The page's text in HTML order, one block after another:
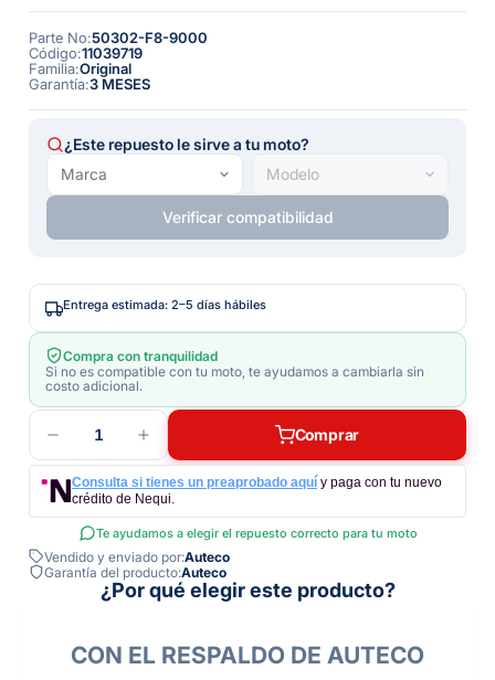
Parte No:50302-F8-9000
Código:11039719
Familia:Original
Garantía:3 MESES
¿Este repuesto le sirve a tu moto?
Verificar compatibilidad
Entrega estimada: 2–5 días hábiles
Compra con tranquilidad
Si no es compatible con tu moto, te ayudamos a cambiarla sin
costo adicional.
1 Comprar
Consulta si tienes un preaprobado aquí y paga con tu nuevo
crédito de Nequi.
Te ayudamos a elegir el repuesto correcto para tu moto
Vendido y enviado por:Auteco
Garantía del producto:Auteco
¿Por qué elegir este producto?
CON EL RESPALDO DE AUTECO